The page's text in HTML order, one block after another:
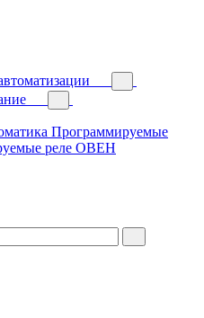
Программируемые
реле ОВЕН